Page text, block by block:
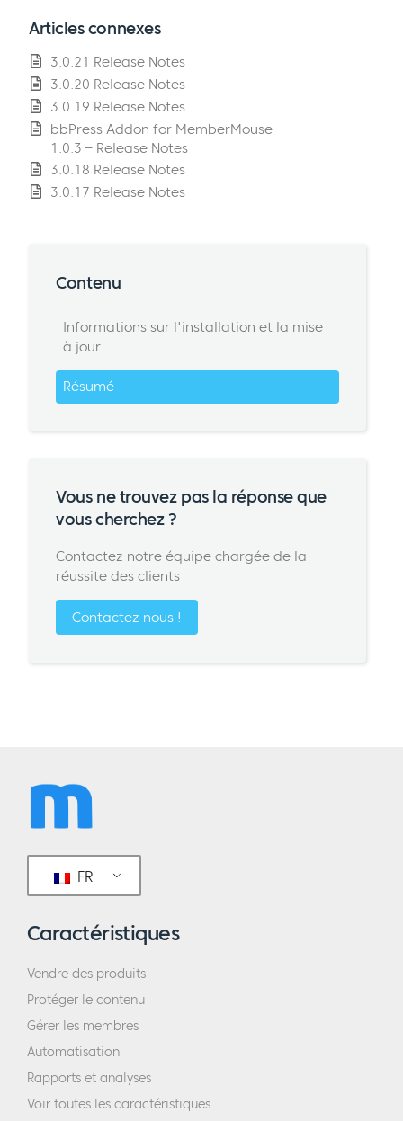
Articles connexes
3.0.21 Release Notes
3.0.20 Release Notes
3.0.19 Release Notes
bbPress Addon for MemberMouse
1.0.3 – Release Notes
3.0.18 Release Notes
3.0.17 Release Notes
Contenu
Informations sur l'installation et la mise
à jour
Résumé
Vous ne trouvez pas la réponse que
vous cherchez ?
Contactez notre équipe chargée de la
réussite des clients
Contactez nous !
FR
Caractéristiques
Vendre des produits
Protéger le contenu
Gérer les membres
Automatisation
Rapports et analyses
Voir toutes les caractéristiques